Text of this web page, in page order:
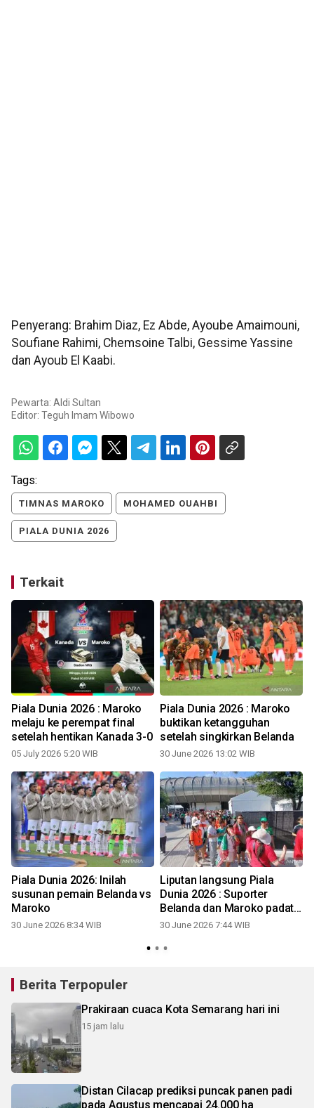
Penyerang: Brahim Diaz, Ez Abde, Ayoube Amaimouni,
Soufiane Rahimi, Chemsoine Talbi, Gessime Yassine
dan Ayoub El Kaabi.
Pewarta: Aldi Sultan
Editor: Teguh Imam Wibowo
Tags:
TIMNAS MAROKO MOHAMED OUAHBI
PIALA DUNIA 2026
Terkait
Piala Dunia 2026 : Maroko
melaju ke perempat final
setelah hentikan Kanada 3-0
05 July 2026 5:20 WIB
Piala Dunia 2026 : Maroko
buktikan ketangguhan
setelah singkirkan Belanda
30 June 2026 13:02 WIB
Piala Dunia 2026: Inilah
susunan pemain Belanda vs
Maroko
30 June 2026 8:34 WIB
Liputan langsung Piala
Dunia 2026 : Suporter
Belanda dan Maroko padati
Stadion Monterrey
30 June 2026 7:44 WIB
Berita Terpopuler
Prakiraan cuaca Kota Semarang hari ini
15 jam lalu
Distan Cilacap prediksi puncak panen padi
pada Agustus mencapai 24.000 ha